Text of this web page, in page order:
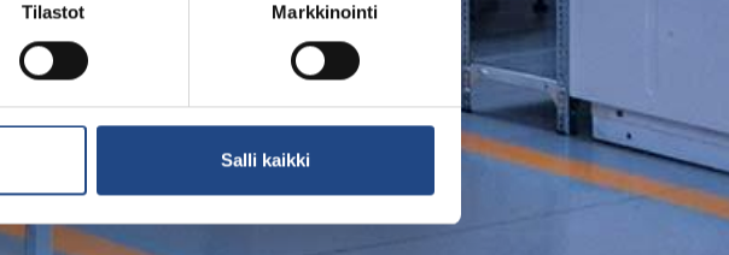
Tilastot Markkinointi
Salli kaikki